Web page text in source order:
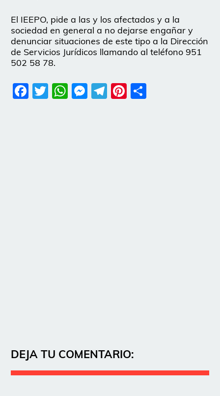
El IEEPO, pide a las y los afectados y a la
sociedad en general a no dejarse engañar y
denunciar situaciones de este tipo a la Dirección
de Servicios Jurídicos llamando al teléfono 951
502 58 78.
Facebook
Twitter
WhatsApp
Messenger
Telegram
Pinterest
DEJA TU COMENTARIO: